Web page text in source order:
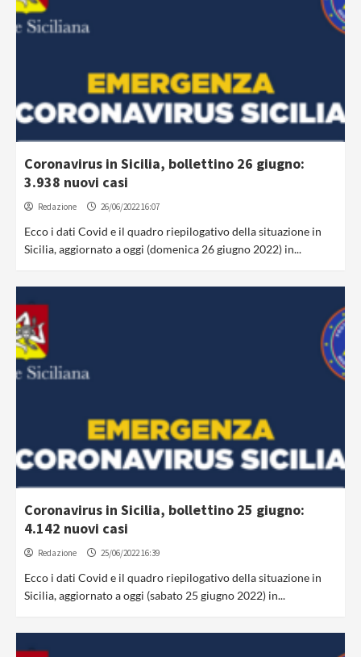
Coronavirus in Sicilia, bollettino 26 giugno:
3.938 nuovi casi
Redazione 26/06/2022 16:07
Ecco i dati Covid e il quadro riepilogativo della situazione in
Sicilia, aggiornato a oggi (domenica 26 giugno 2022) in...
Coronavirus in Sicilia, bollettino 25 giugno:
4.142 nuovi casi
Redazione 25/06/2022 16:39
Ecco i dati Covid e il quadro riepilogativo della situazione in
Sicilia, aggiornato a oggi (sabato 25 giugno 2022) in...